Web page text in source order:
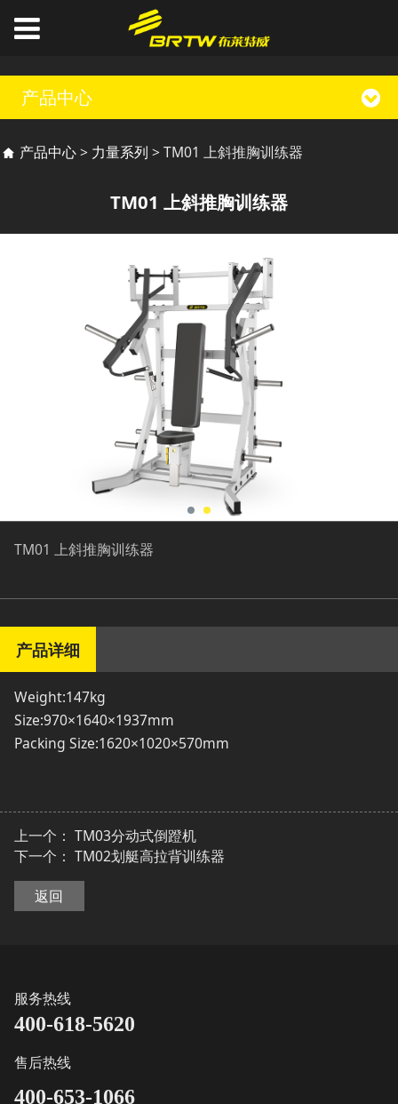
产品中心
TM01 上斜推胸训练器
产品中心> 力量系列 >TM01 上斜推胸训练器
TM01 上斜推胸训练器
TM01 上斜推胸训练器
产品详细
Weight:147kg
Size:970×1640×1937mm
Packing Size:1620×1020×570mm
上一个： TM03分动式倒蹬机
下一个： TM02划艇高拉背训练器
返回
服务热线
400-618-5620
售后热线
400-653-1066